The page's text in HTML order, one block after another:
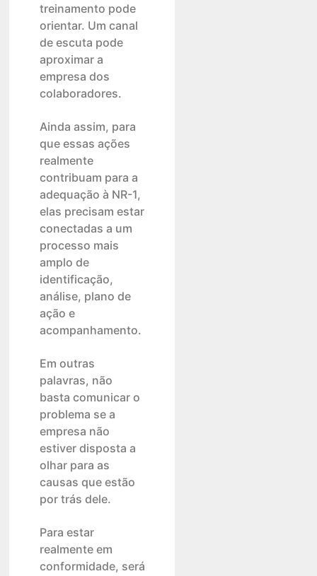
treinamento pode
orientar. Um canal
de escuta pode
aproximar a
empresa dos
colaboradores.
Ainda assim, para
que essas ações
realmente
contribuam para a
adequação à NR-1,
elas precisam estar
conectadas a um
processo mais
amplo de
identificação,
análise, plano de
ação e
acompanhamento.
Em outras
palavras, não
basta comunicar o
problema se a
empresa não
estiver disposta a
olhar para as
causas que estão
por trás dele.
Para estar
realmente em
conformidade, será